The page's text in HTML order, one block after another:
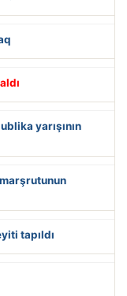
yarışının
tapıldı